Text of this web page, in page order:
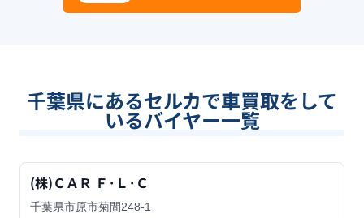
千葉県にあるセルカで車買取をして
いるバイヤー一覧
(株)ＣＡＲ Ｆ·Ｌ·Ｃ
千葉県市原市菊間248-1